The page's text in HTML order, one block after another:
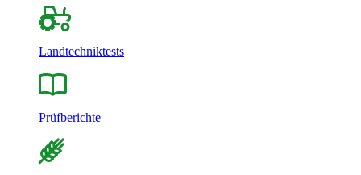
Landtechniktests
Prüfberichte